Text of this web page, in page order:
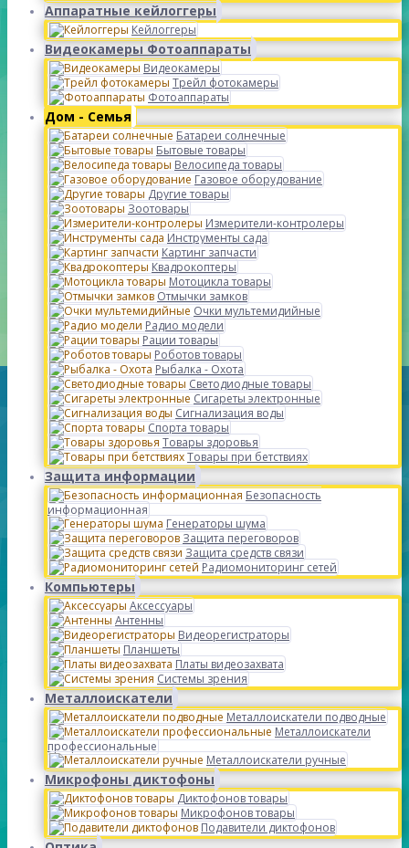
Аппаратные кейлоггеры
Кейлоггеры
Видеокамеры Фотоаппараты
Видеокамеры
Трейл фотокамеры
Фотоаппараты
Дом - Семья
Батареи солнечные
Бытовые товары
Велосипеда товары
Газовое оборудование
Другие товары
Зоотовары
Измерители-контролеры
Инструменты сада
Картинг запчасти
Квадрокоптеры
Мотоцикла товары
Отмычки замков
Очки мультемидийные
Радио модели
Рации товары
Роботов товары
Рыбалка - Охота
Светодиодные товары
Сигареты электронные
Сигнализация воды
Спорта товары
Товары здоровья
Товары при бетствиях
Защита информации
Безопасность
информационная
Генераторы шума
Защита переговоров
Защита средств связи
Радиомониторинг сетей
Компьютеры
Аксессуары
Антенны
Видеорегистраторы
Планшеты
Платы видеозахвата
Системы зрения
Металлоискатели
Металлоискатели подводные
Металлоискатели
профессиональные
Металлоискатели ручные
Микрофоны диктофоны
Диктофонов товары
Микрофонов товары
Подавители диктофонов